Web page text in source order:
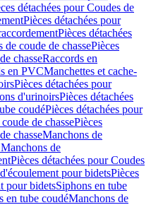
détachées pour Coudes de
Pièces détachées pour
Pièces détachées
de coude de chassePièces
chasseRaccords en
en PVCManchettes et cache-
Pièces détachées pour
d'urinoirsPièces détachées
coudéPièces détachées pour
de chassePièces
chasseManchons de
de
Pièces détachées pour Coudes
pour bidetsPièces
pour bidetsSiphons en tube
en tube coudéManchons de